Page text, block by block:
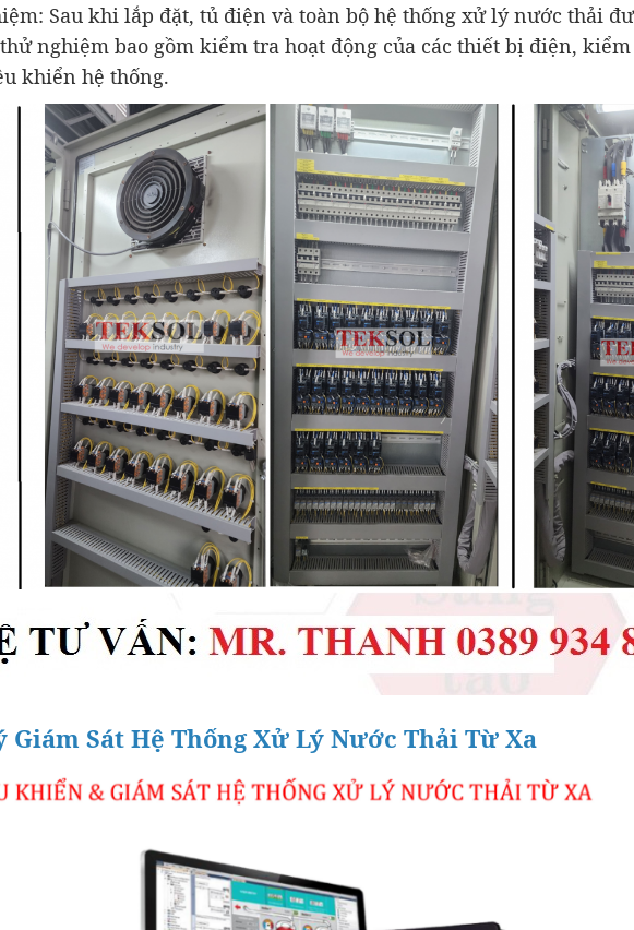
Sau khi lắp đặt, tủ điện và toàn bộ hệ thống xử lý nước thải
nghiệm bao gồm kiểm tra hoạt động của các thiết bị điện,
khiển hệ thống.
Giám Sát Hệ Thống Xử Lý Nước Thải Từ Xa